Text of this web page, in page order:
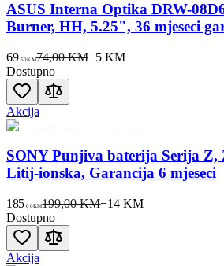
ASUS Interna Optika DRW-
Burner, HH, 5.25", 36 mjeseci
69 50KM74,00 KM−5KM
Dostupno
Akcija
SONY Punjiva baterija Serija Z,
Litij-ionska, Garancija 6 mjeseci
185 00KM199,00 KM−14 KM
Dostupno
Akcija